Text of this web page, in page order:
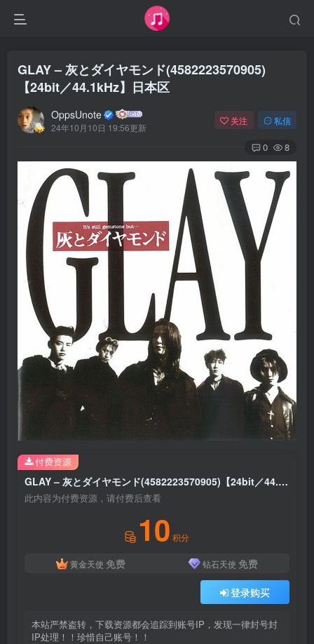
GLAY – 灰とダイヤモンド(4582223570905)
【24bit／44.1kHz】日本区
OppsUnote
24年10月10日 19:56更新
关注 私信
0 8
GLAY – 灰とダイヤモンド(4582223570905)【24bit／44.1kHz】日本区
此内容为付费资源，请付费后查看
10 积分
黄金天使 免费 钻石天使 免费
登录购买
本站严禁盗转，下载资源都会追踪到账号IP，发现一律封号封
IP处理！！珍惜自己账号！！
付费资源